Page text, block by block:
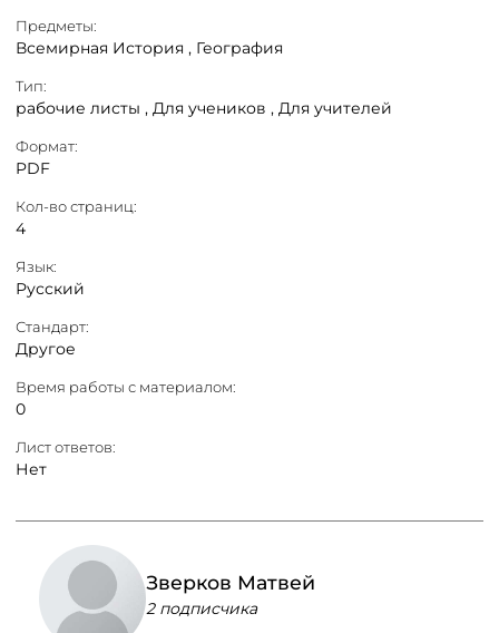
Предметы:
Всемирная История , География
Тип:
рабочие листы , Для учеников , Для учителей
Формат:
PDF
Кол-во страниц:
4
Язык:
Русский
Стандарт:
Другое
Время работы с материалом:
0
Лист ответов:
Нет
Зверков Матвей
2 подписчика